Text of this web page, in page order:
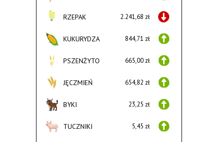
RZEPAK 2.241,68 zł
KUKURYDZA 844,71 zł
PSZENŻYTO 665,00 zł
JĘCZMIEŃ 654,82 zł
BYKI 23,25 zł
TUCZNIKI 5,45 zł